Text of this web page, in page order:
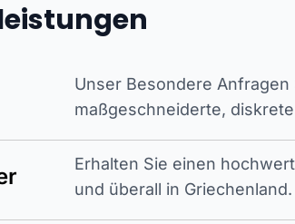
Unser Besondere
maßgeschneiderte,
Erhalten Sie einen
und überall in Griechenland.